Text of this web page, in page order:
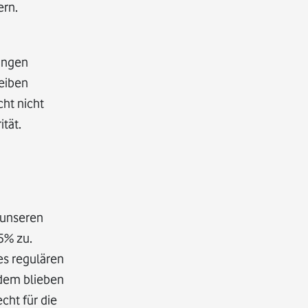
nicht
zu.
regulären
blieben
für die